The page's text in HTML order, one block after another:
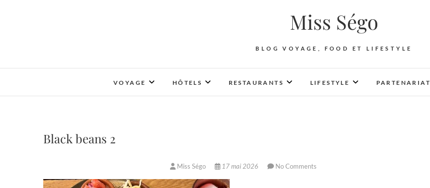
Miss Ségo
BLOG VOYAGE, FOOD ET LIFESTYLE
VOYAGE HÔTELS RESTAURANTS LIFESTYLE PARTENARIAT
Black beans 2
Miss Ségo 17 mai 2026 No Comments